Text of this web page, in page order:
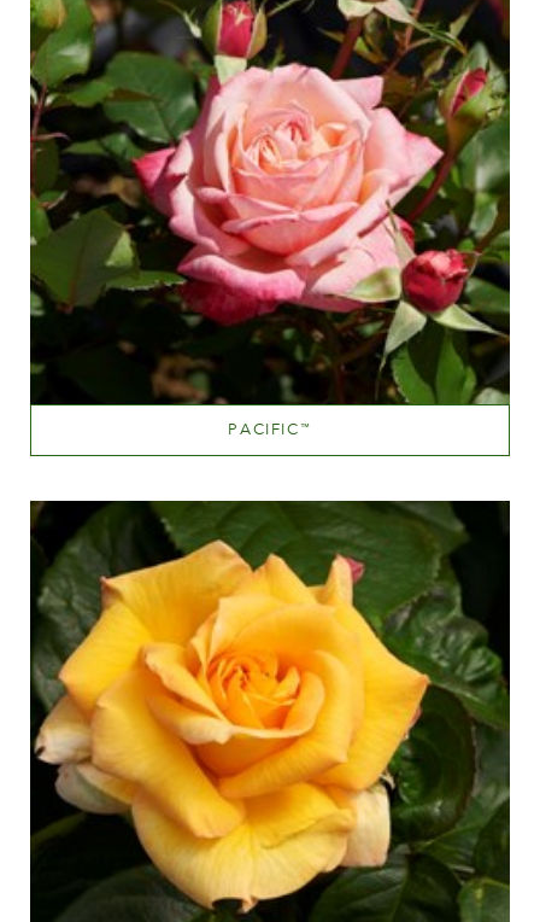
PACIFIC ™
100-150 cm